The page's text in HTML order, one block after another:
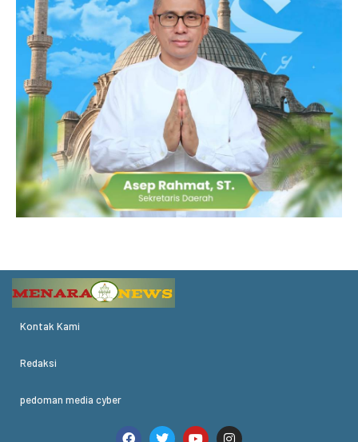
Kontak Kami
Redaksi
pedoman media cyber